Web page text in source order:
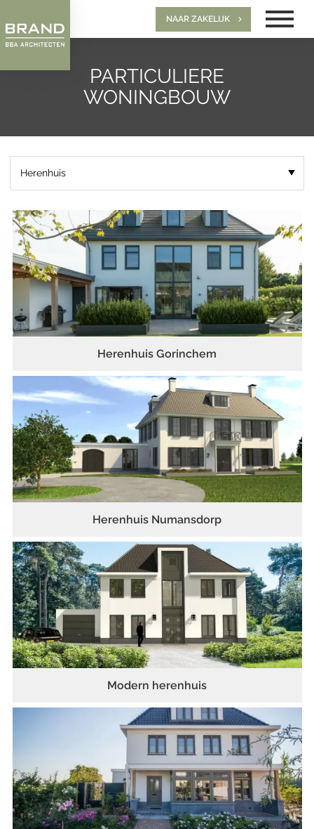
NAAR ZAKELIJK
PARTICULIERE
WONINGBOUW
Herenhuis Gorinchem
Herenhuis Numansdorp
Modern herenhuis